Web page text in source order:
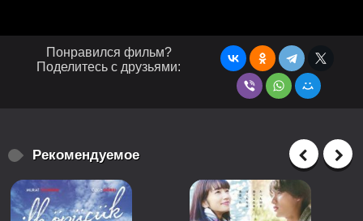
Понравился фильм?
Поделитесь с друзьями:
Рекомендуемое